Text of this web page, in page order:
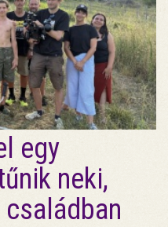
egy
neki,
családban